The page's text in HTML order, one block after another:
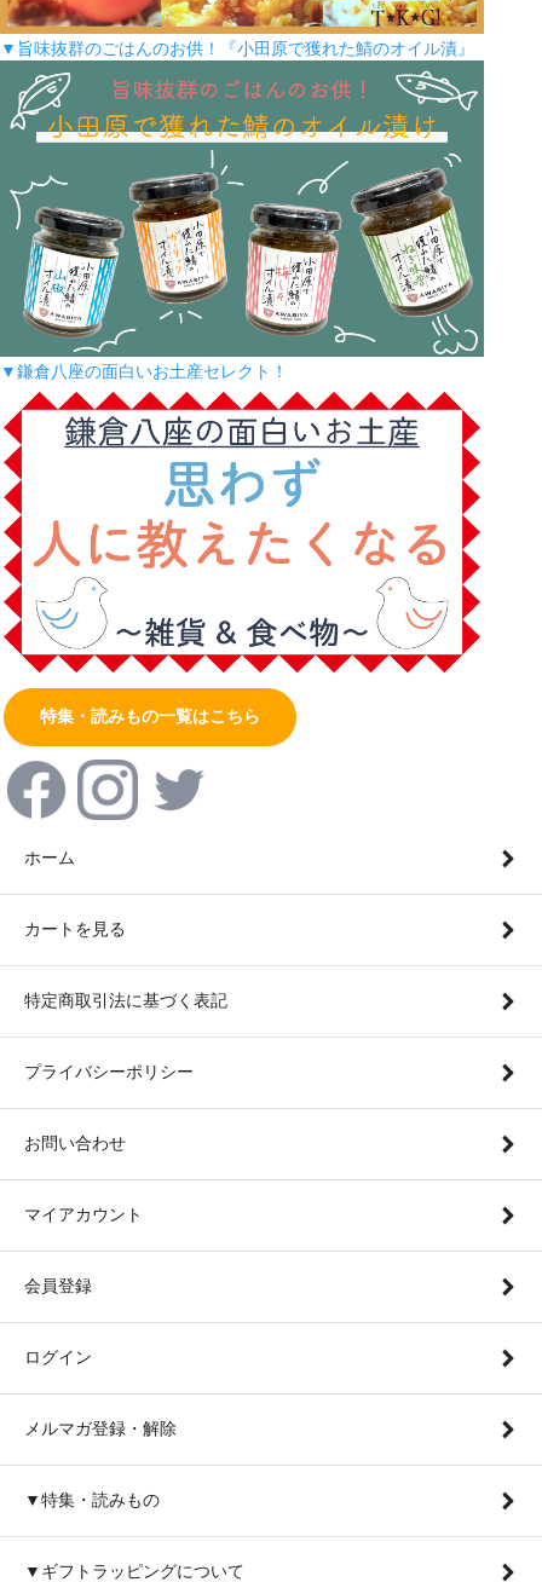
▼旨味抜群のごはんのお供！『小田原で獲れた鯖のオイル漬』
▼鎌倉八座の面白いお土産セレクト！
特集・読みもの一覧はこちら
ホーム
カートを見る
特定商取引法に基づく表記
プライバシーポリシー
お問い合わせ
マイアカウント
会員登録
ログイン
メルマガ登録・解除
▼特集・読みもの
▼ギフトラッピングについて